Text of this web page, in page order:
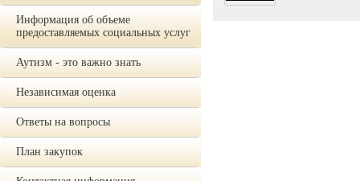
Информация об объеме
предоставляемых социальных услуг
Аутизм - это важно знать
Независимая оценка
Ответы на вопросы
План закупок